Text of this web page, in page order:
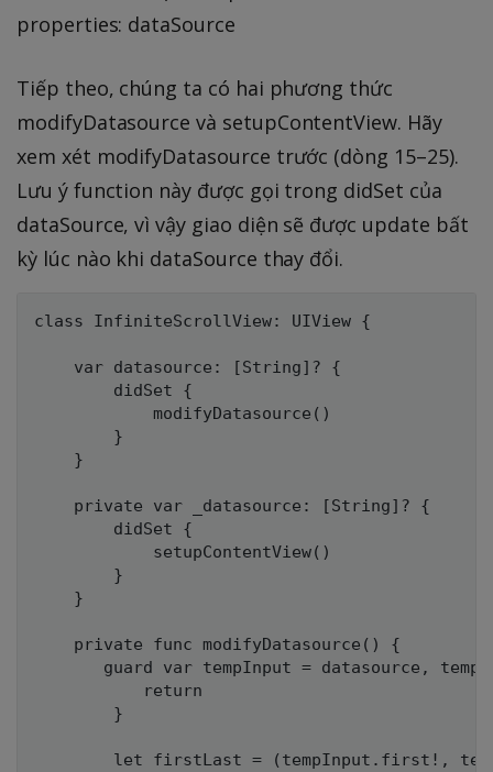
properties: dataSource
Tiếp theo, chúng ta có hai phương thức
modifyDatasource và setupContentView. Hãy
xem xét modifyDatasource trước (dòng 15–25).
Lưu ý function này được gọi trong didSet của
dataSource, vì vậy giao diện sẽ được update bất
kỳ lúc nào khi dataSource thay đổi.
class InfiniteScrollView: UIView {
    var datasource: [String]? {
        didSet {
            modifyDatasource()
        }
    }
    private var _datasource: [String]? {
        didSet {
            setupContentView()
        }
    }
    private func modifyDatasource() {
guard var tempInput = datasource,
           return
        }
let firstLast = (tempInput.first!,